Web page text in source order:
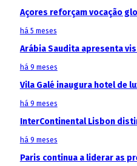
Açores reforçam vocação
há 5 meses
Arábia Saudita apresenta
há 9 meses
Vila Galé inaugura hotel de
há 9 meses
InterContinental Lisbon
há 9 meses
Paris continua a liderar as